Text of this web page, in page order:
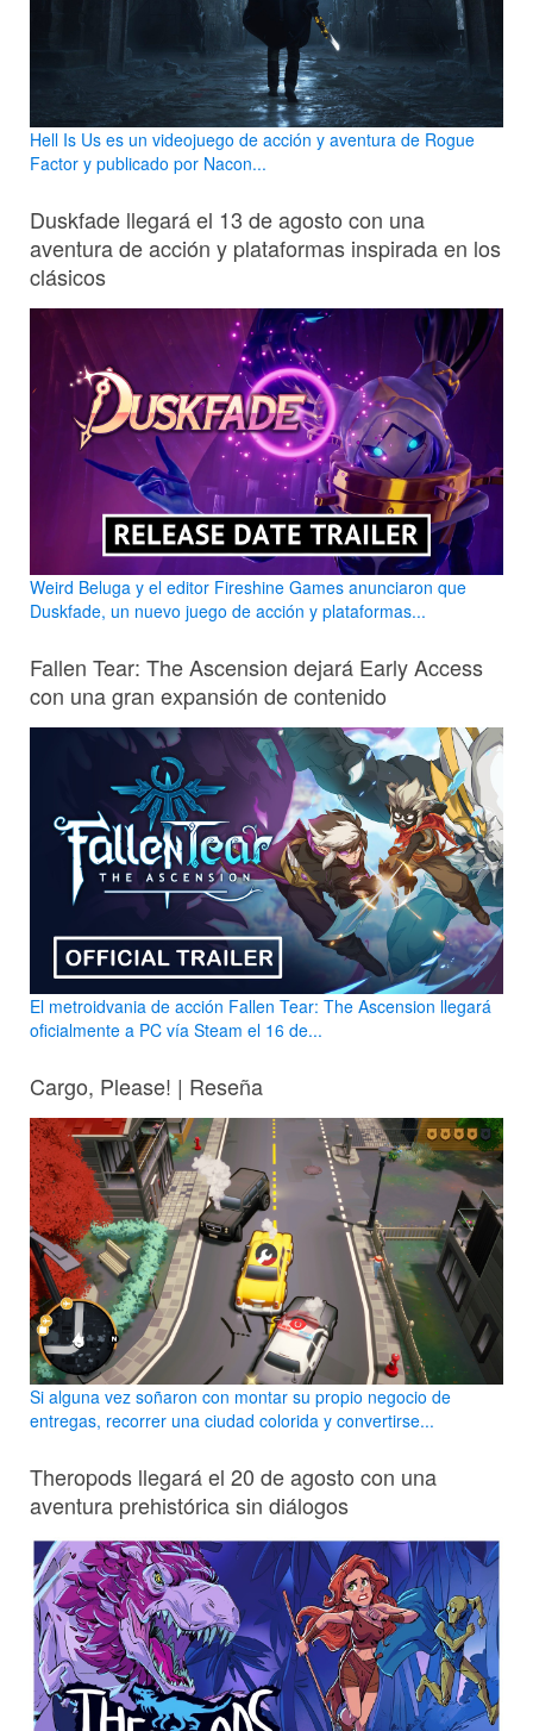
Hell Is Us es un videojuego de acción y aventura de Rogue
Factor y publicado por Nacon...
Duskfade llegará el 13 de agosto con una
aventura de acción y plataformas inspirada en los
clásicos
Weird Beluga y el editor Fireshine Games anunciaron que
Duskfade, un nuevo juego de acción y plataformas...
Fallen Tear: The Ascension dejará Early Access
con una gran expansión de contenido
El metroidvania de acción Fallen Tear: The Ascension llegará
oficialmente a PC vía Steam el 16 de...
Cargo, Please! | Reseña
Si alguna vez soñaron con montar su propio negocio de
entregas, recorrer una ciudad colorida y convertirse...
Theropods llegará el 20 de agosto con una
aventura prehistórica sin diálogos